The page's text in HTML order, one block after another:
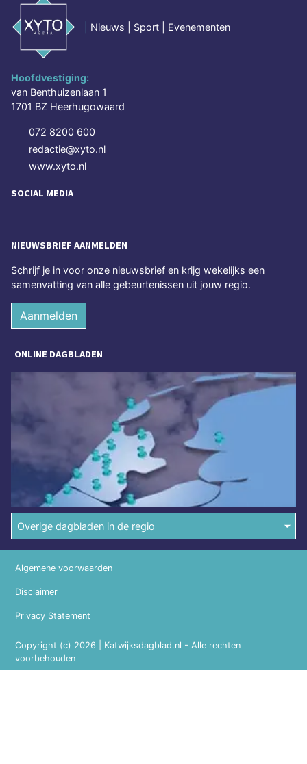
Nieuws | Sport | Evenementen
Hoofdvestiging:
van Benthuizenlaan 1
1701 BZ Heerhugowaard
072 8200 600
redactie@xyto.nl
www.xyto.nl
SOCIAL MEDIA
NIEUWSBRIEF AANMELDEN
Schrijf je in voor onze nieuwsbrief en krijg wekelijks een
samenvatting van alle gebeurtenissen uit jouw regio.
Aanmelden
ONLINE DAGBLADEN
Overige dagbladen in de regio
Copyright (c) 2026 | Katwijksdagblad.nl - Alle rechten
voorbehouden
Algemene voorwaarden
Disclaimer
Privacy Statement